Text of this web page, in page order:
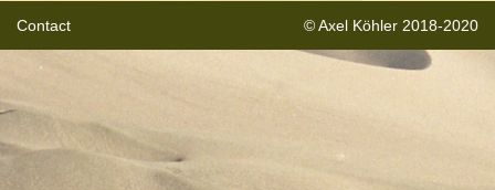
Contact © Axel Köhler 2018-2020